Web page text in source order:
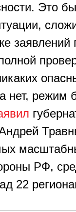
Это
нет, режим
РФ,
22